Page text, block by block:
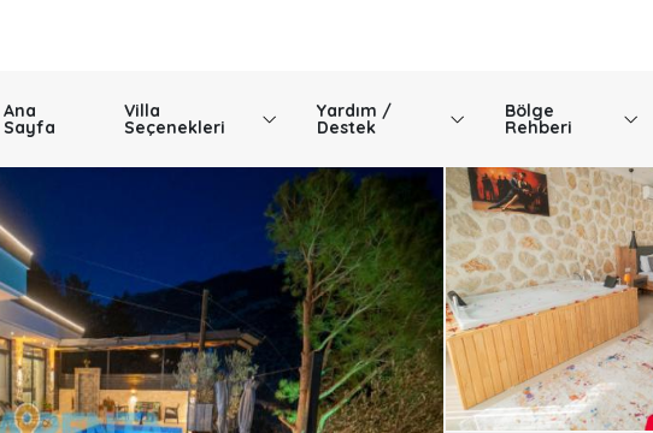
Ana
Sayfa
Villa
Seçenekleri
Yardım /
Destek
Bölge
Rehberi